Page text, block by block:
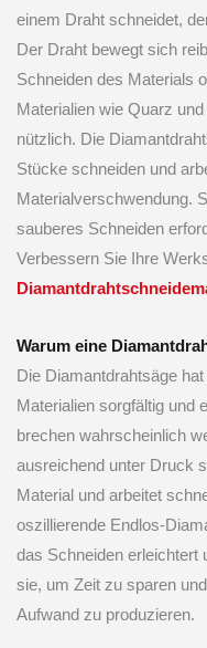
einem Draht schneidet,
Der Draht bewegt sich
Schneiden des Materials
Materialien wie Quarz
nützlich. Die
Stücke schneiden und
Materialverschwendung.
sauberes Schneiden
Verbessern Sie Ihre
Warum eine
Die Diamantdrahtsäge
Materialien sorgfältig und
brechen wahrscheinlich
ausreichend unter Druck
Material und arbeitet
oszillierende Endlos-
das Schneiden erleichtert
sie, um Zeit zu sparen
Aufwand zu produzieren.